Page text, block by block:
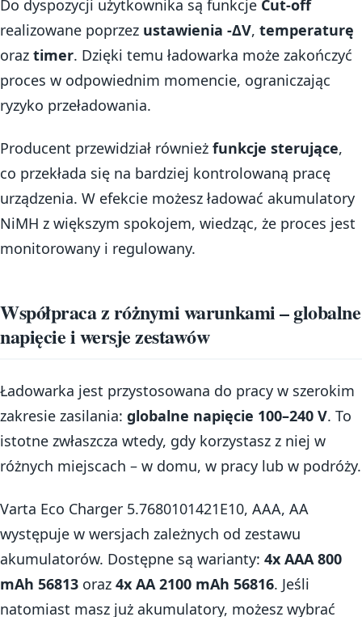
Do dyspozycji użytkownika są funkcje Cut-off
realizowane poprzez ustawienia -ΔV, temperaturę
oraz timer. Dzięki temu ładowarka może zakończyć
proces w odpowiednim momencie, ograniczając
ryzyko przeładowania.
Producent przewidział również funkcje sterujące,
co przekłada się na bardziej kontrolowaną pracę
urządzenia. W efekcie możesz ładować akumulatory
NiMH z większym spokojem, wiedząc, że proces jest
monitorowany i regulowany.
Współpraca z różnymi warunkami – globalne
napięcie i wersje zestawów
Ładowarka jest przystosowana do pracy w szerokim
zakresie zasilania: globalne napięcie 100–240 V. To
istotne zwłaszcza wtedy, gdy korzystasz z niej w
różnych miejscach – w domu, w pracy lub w podróży.
Varta Eco Charger 5.7680101421E10, AAA, AA
występuje w wersjach zależnych od zestawu
akumulatorów. Dostępne są warianty: 4x AAA 800
mAh 56813 oraz 4x AA 2100 mAh 56816. Jeśli
natomiast masz już akumulatory, możesz wybrać